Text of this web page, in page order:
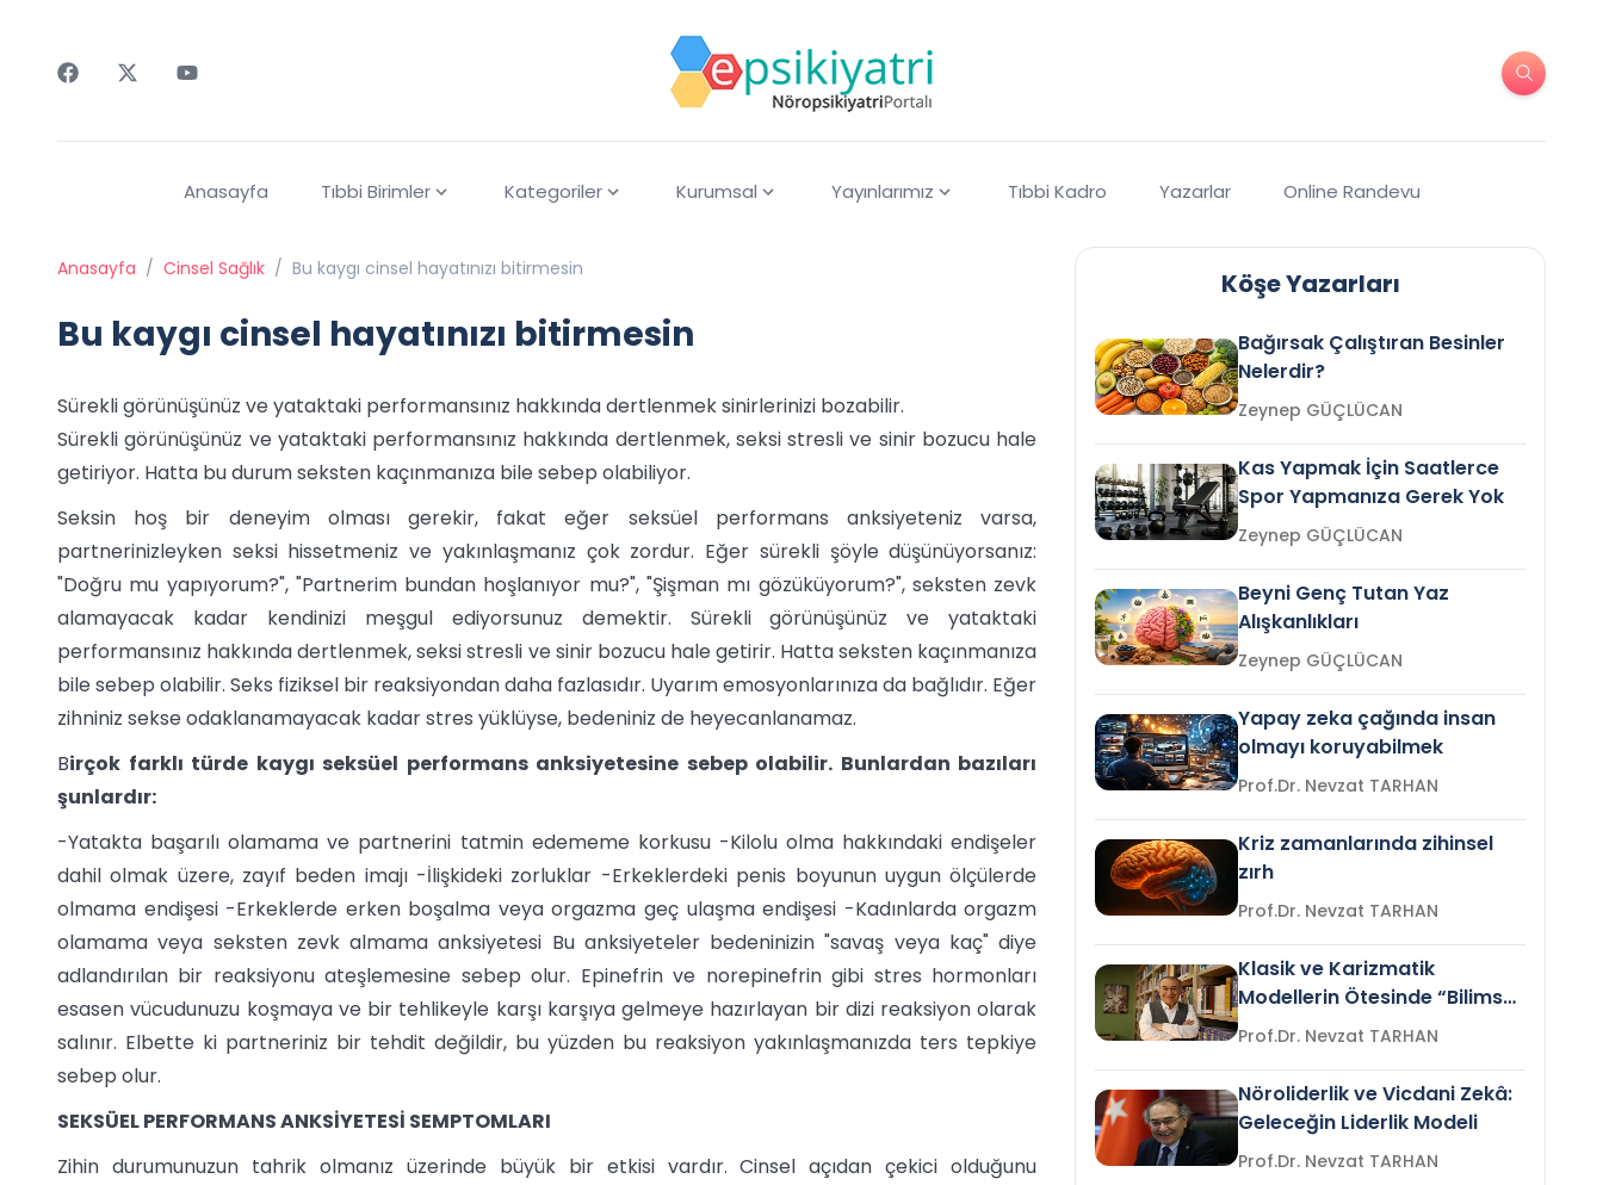
Anasayfa Tıbbi Birimler Kategoriler Kurumsal Yayınlarımız Tıbbi Kadro Yazarlar Online Randevu
Anasayfa / Cinsel Sağlık / Bu kaygı cinsel hayatınızı bitirmesin
Bu kaygı cinsel hayatınızı bitirmesin
Sürekli görünüşünüz ve yataktaki performansınız hakkında dertlenmek sinirlerinizi bozabilir.
Sürekli görünüşünüz ve yataktaki performansınız hakkında dertlenmek, seksi stresli ve sinir bozucu hale
getiriyor. Hatta bu durum seksten kaçınmanıza bile sebep olabiliyor.
Seksin hoş bir deneyim olması gerekir, fakat eğer seksüel performans anksiyeteniz varsa,
partnerinizleyken seksi hissetmeniz ve yakınlaşmanız çok zordur. Eğer sürekli şöyle düşünüyorsanız:
"Doğru mu yapıyorum?", "Partnerim bundan hoşlanıyor mu?", "Şişman mı gözüküyorum?", seksten zevk
alamayacak kadar kendinizi meşgul ediyorsunuz demektir. Sürekli görünüşünüz ve yataktaki
performansınız hakkında dertlenmek, seksi stresli ve sinir bozucu hale getirir. Hatta seksten kaçınmanıza
bile sebep olabilir. Seks fiziksel bir reaksiyondan daha fazlasıdır. Uyarım emosyonlarınıza da bağlıdır. Eğer
zihniniz sekse odaklanamayacak kadar stres yüklüyse, bedeniniz de heyecanlanamaz.
Birçok farklı türde kaygı seksüel performans anksiyetesine sebep olabilir. Bunlardan bazıları
şunlardır:
-Yatakta başarılı olamama ve partnerini tatmin edememe korkusu -Kilolu olma hakkındaki endişeler
dahil olmak üzere, zayıf beden imajı -İlişkideki zorluklar -Erkeklerdeki penis boyunun uygun ölçülerde
olmama endişesi -Erkeklerde erken boşalma veya orgazma geç ulaşma endişesi -Kadınlarda orgazm
olamama veya seksten zevk almama anksiyetesi Bu anksiyeteler bedeninizin "savaş veya kaç" diye
adlandırılan bir reaksiyonu ateşlemesine sebep olur. Epinefrin ve norepinefrin gibi stres hormonları
esasen vücudunuzu koşmaya ve bir tehlikeyle karşı karşıya gelmeye hazırlayan bir dizi reaksiyon olarak
salınır. Elbette ki partneriniz bir tehdit değildir, bu yüzden bu reaksiyon yakınlaşmanızda ters tepkiye
sebep olur.
SEKSÜEL PERFORMANS ANKSİYETESİ SEMPTOMLARI
Zihin durumunuzun tahrik olmanız üzerinde büyük bir etkisi vardır. Cinsel açıdan çekici olduğunu
Köşe Yazarları
Bağırsak Çalıştıran Besinler
Nelerdir?
Zeynep GÜÇLÜCAN
Kas Yapmak İçin Saatlerce
Spor Yapmanıza Gerek Yok
Zeynep GÜÇLÜCAN
Beyni Genç Tutan Yaz
Alışkanlıkları
Zeynep GÜÇLÜCAN
Yapay zeka çağında insan
olmayı koruyabilmek
Prof.Dr. Nevzat TARHAN
Kriz zamanlarında zihinsel
zırh
Prof.Dr. Nevzat TARHAN
Klasik ve Karizmatik
Modellerin Ötesinde “Bilimsel
Liderlik”
Prof.Dr. Nevzat TARHAN
Nöroliderlik ve Vicdani Zekâ:
Geleceğin Liderlik Modeli
Prof.Dr. Nevzat TARHAN